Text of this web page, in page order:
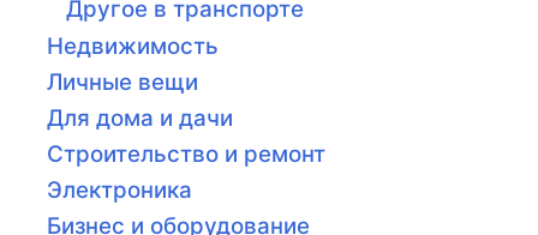
Другое в транспорте
Недвижимость
Личные вещи
Для дома и дачи
Строительство и ремонт
Электроника
Бизнес и оборудование